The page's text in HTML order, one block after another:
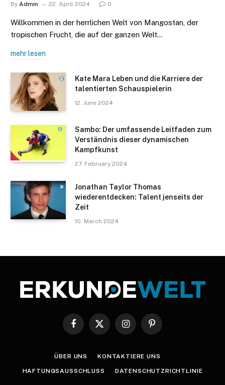
By Admin 22. April 2024 0
Willkommen in der herrlichen Welt von Mangostan, der
tropischen Frucht, die auf der ganzen Welt…
mehr lesen
Kate Mara Leben und die Karriere der
talentierten Schauspielerin
12. June 2024
Sambo: Der umfassende Leitfaden zum
Verständnis dieser dynamischen
Kampfkunst
27. February 2024
Jonathan Taylor Thomas
wiederentdecken: Talent jenseits der
Zeit
10. March 2024
Facebook
X
InstagramPinterest
ÜBER UNS KONTAKTIERE UNS
HAFTUNGSAUSSCHLUSS DATENSCHUTZRICHTLINIE